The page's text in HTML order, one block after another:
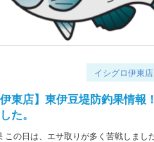
イシグロ伊東店
伊東店】東伊豆堤防釣果情報
た。
この日は、エサ取りが多く苦戦しまし